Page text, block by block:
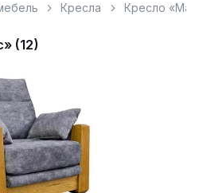
Кресла Кресло
(12)